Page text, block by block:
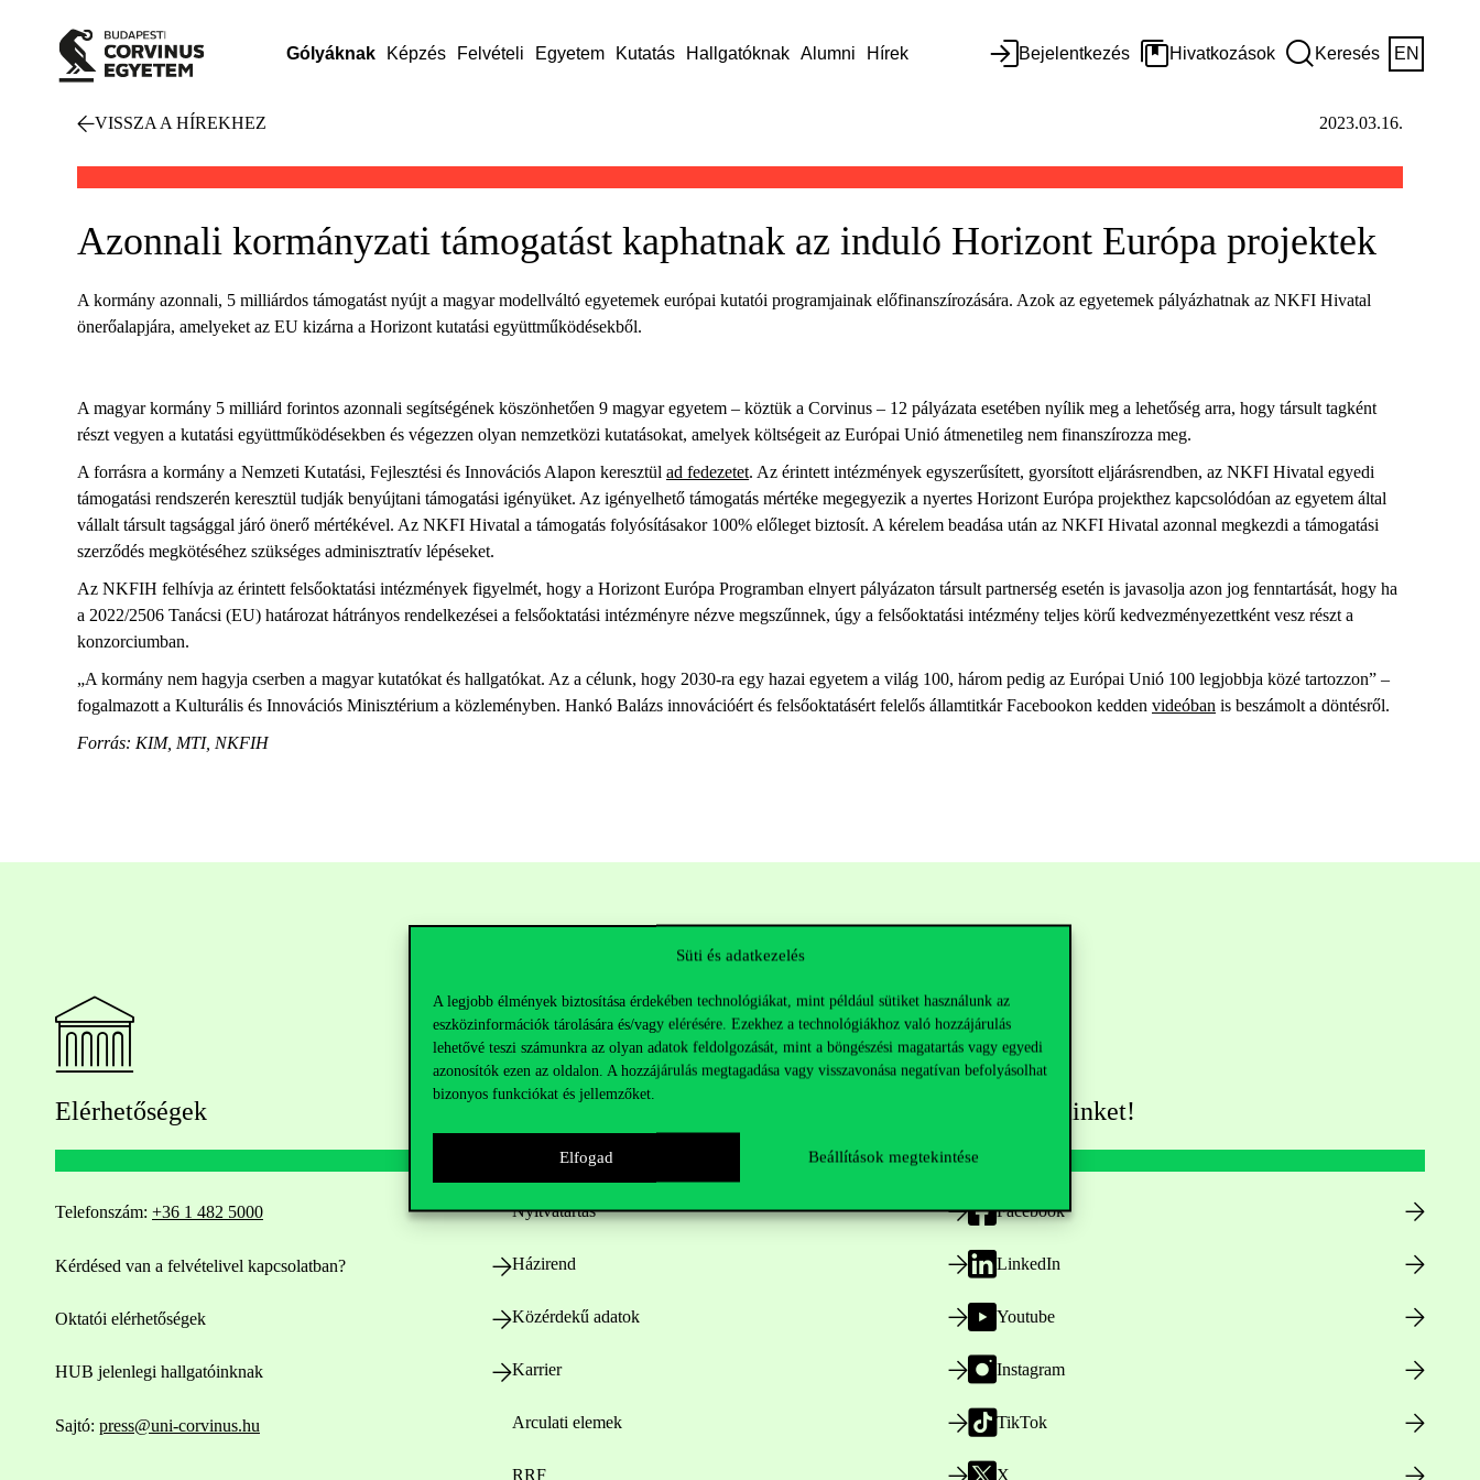
Süti és adatkezelés
A legjobb élmények biztosítása érdekében technológiákat, mint például sütiket használunk az
eszközinformációk tárolására és/vagy elérésére. Ezekhez a technológiákhoz való hozzájárulás
lehetővé teszi számunkra az olyan adatok feldolgozását, mint a böngészési magatartás vagy egyedi
azonosítók ezen az oldalon. A hozzájárulás megtagadása vagy visszavonása negatívan befolyásolhat
bizonyos funkciókat és jellemzőket.
Elfogad Beállítások megtekintése
Gólyáknak Képzés Felvételi Egyetem Kutatás Hallgatóknak Alumni Hírek Bejelentkezés Hivatkozások Keresés EN
VISSZA A HÍREKHEZ 2023.03.16.
Azonnali kormányzati támogatást kaphatnak az induló Horizont Európa projektek
A kormány azonnali, 5 milliárdos támogatást nyújt a magyar modellváltó egyetemek európai kutatói programjainak előfinanszírozására. Azok az egyetemek pályázhatnak az NKFI Hivatal
önerőalapjára, amelyeket az EU kizárna a Horizont kutatási együttműködésekből.
A magyar kormány 5 milliárd forintos azonnali segítségének köszönhetően 9 magyar egyetem – köztük a Corvinus – 12 pályázata esetében nyílik meg a lehetőség arra, hogy társult tagként
részt vegyen a kutatási együttműködésekben és végezzen olyan nemzetközi kutatásokat, amelyek költségeit az Európai Unió átmenetileg nem finanszírozza meg.
A forrásra a kormány a Nemzeti Kutatási, Fejlesztési és Innovációs Alapon keresztül ad fedezetet. Az érintett intézmények egyszerűsített, gyorsított eljárásrendben, az NKFI Hivatal egyedi
támogatási rendszerén keresztül tudják benyújtani támogatási igényüket. Az igényelhető támogatás mértéke megegyezik a nyertes Horizont Európa projekthez kapcsolódóan az egyetem által
vállalt társult tagsággal járó önerő mértékével. Az NKFI Hivatal a támogatás folyósításakor 100% előleget biztosít. A kérelem beadása után az NKFI Hivatal azonnal megkezdi a támogatási
szerződés megkötéséhez szükséges adminisztratív lépéseket.
Az NKFIH felhívja az érintett felsőoktatási intézmények figyelmét, hogy a Horizont Európa Programban elnyert pályázaton társult partnerség esetén is javasolja azon jog fenntartását, hogy ha
a 2022/2506 Tanácsi (EU) határozat hátrányos rendelkezései a felsőoktatási intézményre nézve megszűnnek, úgy a felsőoktatási intézmény teljes körű kedvezményezettként vesz részt a
konzorciumban.
„A kormány nem hagyja cserben a magyar kutatókat és hallgatókat. Az a célunk, hogy 2030-ra egy hazai egyetem a világ 100, három pedig az Európai Unió 100 legjobbja közé tartozzon” –
fogalmazott a Kulturális és Innovációs Minisztérium a közleményben. Hankó Balázs innovációért és felsőoktatásért felelős államtitkár Facebookon kedden videóban is beszámolt a döntésről.
Forrás: KIM, MTI, NKFIH
Elérhetőségek
Telefonszám: +36 1 482 5000
Kérdésed van a felvételivel kapcsolatban?
Oktatói elérhetőségek
HUB jelenlegi hallgatóinknak
Sajtó: press@uni-corvinus.hu
Hasznos linkek
Nyitvatartás
Házirend
Közérdekű adatok
Karrier
Arculati elemek
RRF
Kövess minket!
Facebook
LinkedIn
Youtube
Instagram
TikTok
X